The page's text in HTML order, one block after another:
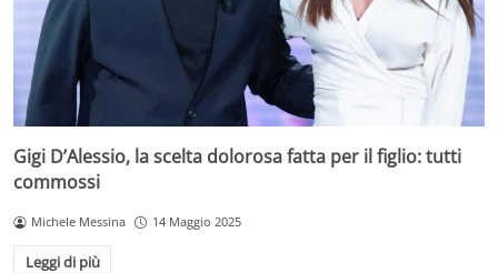
Gigi D’Alessio, la scelta dolorosa fatta per il figlio: tutti
commossi
Michele Messina 14 Maggio 2025
Leggi di più